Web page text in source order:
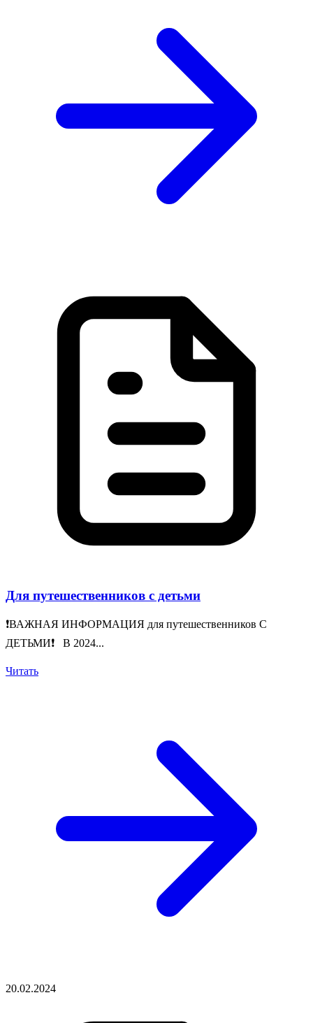
Для путешественников с детьми
❗️ВАЖНАЯ ИНФОРМАЦИЯ для путешественников С
ДЕТЬМИ❗️ В 2024...
Читать
20.02.2024